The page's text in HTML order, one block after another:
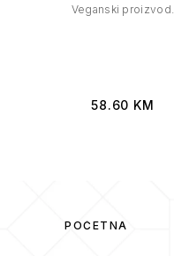
Veganski proizvod.
58.60 KM
POČETNA